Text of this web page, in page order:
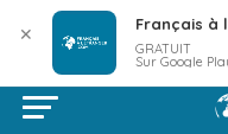
✕ Français à
GRATUIT
Sur Google